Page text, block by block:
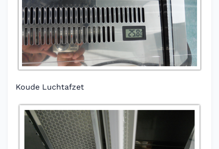
Koude Luchtafzet